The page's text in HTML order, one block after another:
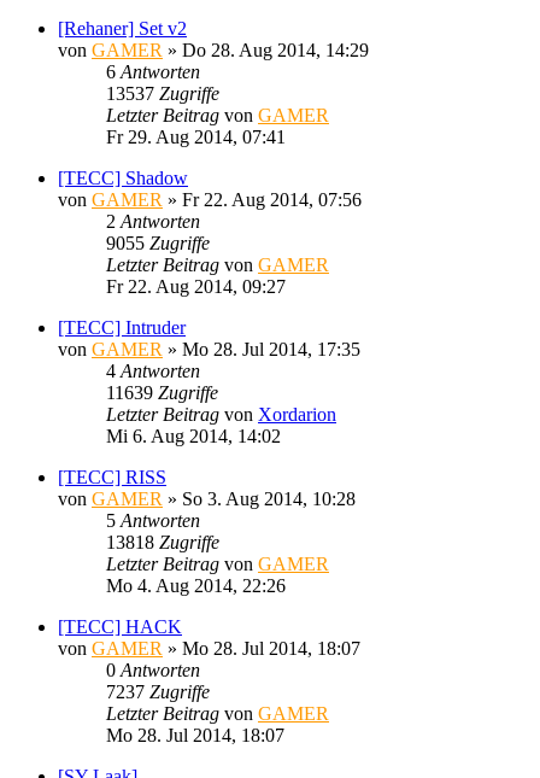
[Rehaner] Set v2
von GAMER » Do 28. Aug 2014, 14:29
6 Antworten
13537 Zugriffe
Letzter Beitrag von GAMER
Fr 29. Aug 2014, 07:41
[TECC] Shadow
von GAMER » Fr 22. Aug 2014, 07:56
2 Antworten
9055 Zugriffe
Letzter Beitrag von GAMER
Fr 22. Aug 2014, 09:27
[TECC] Intruder
von GAMER » Mo 28. Jul 2014, 17:35
4 Antworten
11639 Zugriffe
Letzter Beitrag von Xordarion
Mi 6. Aug 2014, 14:02
[TECC] RISS
von GAMER » So 3. Aug 2014, 10:28
5 Antworten
13818 Zugriffe
Letzter Beitrag von GAMER
Mo 4. Aug 2014, 22:26
[TECC] HACK
von GAMER » Mo 28. Jul 2014, 18:07
0 Antworten
7237 Zugriffe
Letzter Beitrag von GAMER
Mo 28. Jul 2014, 18:07